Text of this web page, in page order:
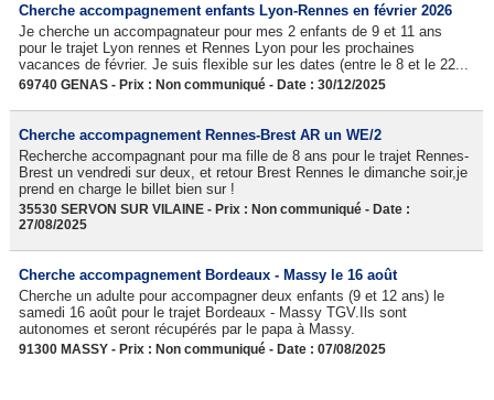
Cherche accompagnement enfants Lyon-Rennes en février 2026
Je cherche un accompagnateur pour mes 2 enfants de 9 et 11 ans
pour le trajet Lyon rennes et Rennes Lyon pour les prochaines
vacances de février. Je suis flexible sur les dates (entre le 8 et le 22...
69740 GENAS - Prix : Non communiqué - Date : 30/12/2025
Cherche accompagnement Rennes-Brest AR un WE/2
Recherche accompagnant pour ma fille de 8 ans pour le trajet Rennes-
Brest un vendredi sur deux, et retour Brest Rennes le dimanche soir,je
prend en charge le billet bien sur !
35530 SERVON SUR VILAINE - Prix : Non communiqué - Date :
27/08/2025
Cherche accompagnement Bordeaux - Massy le 16 août
Cherche un adulte pour accompagner deux enfants (9 et 12 ans) le
samedi 16 août pour le trajet Bordeaux - Massy TGV.Ils sont
autonomes et seront récupérés par le papa à Massy.
91300 MASSY - Prix : Non communiqué - Date : 07/08/2025